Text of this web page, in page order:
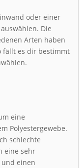
oder einer
Die
Arten haben
fällt es dir bestimmt
eine
Polyestergewebe.
schlechte
eine sehr
einen